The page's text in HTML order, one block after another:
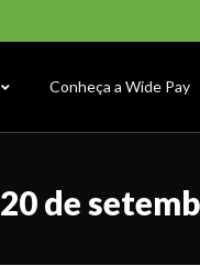
Conheça a Wide Pay
20 de